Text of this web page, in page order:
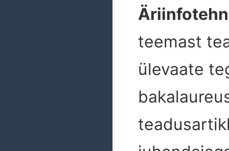
teemast
ülevaate